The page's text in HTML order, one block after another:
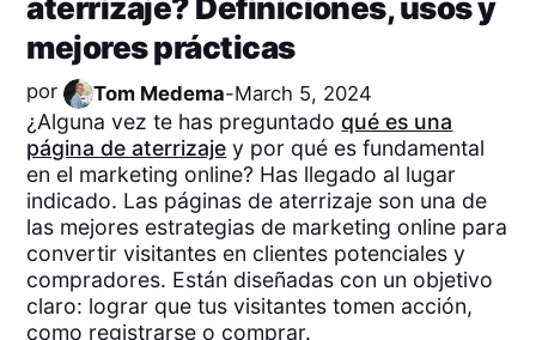
aterrizaje? Definiciones, usos y
mejores prácticas
por Tom Medema-March 5, 2024
¿Alguna vez te has preguntadoqué es una
página de aterrizaje y por qué es fundamental
en el marketing online? Has llegado al lugar
indicado. Las páginas de aterrizaje son una de
las mejores estrategias de marketing online para
convertir visitantes en clientes potenciales y
compradores. Están diseñadas con un objetivo
claro: lograr que tus visitantes tomen acción,
como registrarse o comprar.